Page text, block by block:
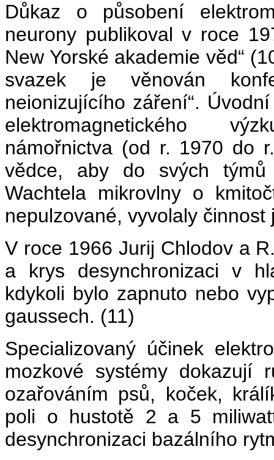
Důkaz o působení
neurony publikoval v roce
New Yorské akademie věd“
svazek je věnován
neionizujícího záření“.
elektromagnetického
námořnictva (od r. 1970 do
vědce, aby do svých
Wachtela mikrovlny o
nepulzované, vyvolaly
V roce 1966 Jurij Chlodov a
a krys desynchronizaci v
kdykoli bylo zapnuto nebo
gaussech. (11)
Specializovaný účinek
mozkové systémy dokazují
ozařováním psů, koček,
poli o hustotě 2 a 5
desynchronizaci bazálního